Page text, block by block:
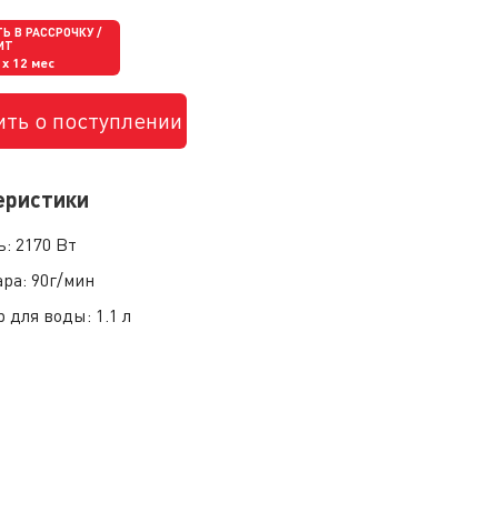
В РАССРОЧКУ /
x 12 мес
о поступлении
2170 Вт
90г/мин
для воды: 1.1 л